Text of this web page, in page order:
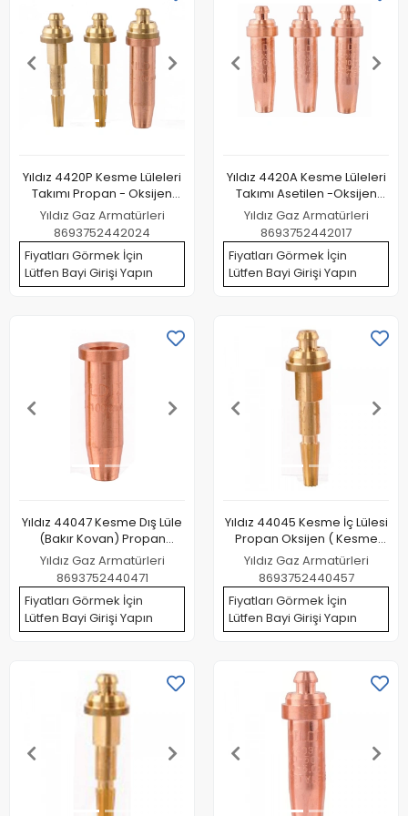
Yıldız 4420P Kesme Lüleleri
Takımı Propan - Oksijen
(Kesme Kap 3-100 mm)
Yıldız Gaz Armatürleri
8693752442024
Fiyatları Görmek İçin
Lütfen Bayi Girişi Yapın
Yıldız 4420A Kesme Lüleleri
Takımı Asetilen -Oksijen
(Kesme Kap 3-100 mm)
Yıldız Gaz Armatürleri
8693752442017
Fiyatları Görmek İçin
Lütfen Bayi Girişi Yapın
Yıldız 44047 Kesme Dış Lüle
(Bakır Kovan) Propan
Oksijen ( Kesme Kapasitesi
3 100 mm )
Yıldız Gaz Armatürleri
8693752440471
Fiyatları Görmek İçin
Lütfen Bayi Girişi Yapın
Yıldız 44045 Kesme İç Lülesi
Propan Oksijen ( Kesme
Kapasitesi 50 100 mm )
Yıldız Gaz Armatürleri
8693752440457
Fiyatları Görmek İçin
Lütfen Bayi Girişi Yapın